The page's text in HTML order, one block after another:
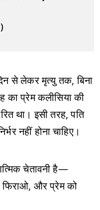
से लेकर मृत्यु तक, बिना
का प्रेम कलीसिया की
था। इसी तरह, पति
नहीं होना चाहिए।
चेतावनी है—
फिराओ, और प्रेम को